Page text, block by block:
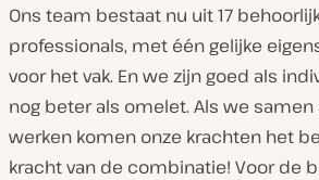
Ons team bestaat nu uit 17
professionals, met één gelijke
voor het vak. En we zijn goed als
nog beter als omelet. Als we
werken komen onze krachten het
kracht van de combinatie! Voor de